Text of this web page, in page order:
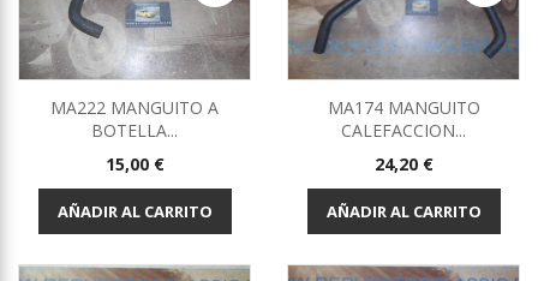
MA222 MANGUITO A
BOTELLA...
Precio
15,00 €
AÑADIR AL CARRITO
MA174 MANGUITO
CALEFACCION...
Precio
24,20 €
AÑADIR AL CARRITO